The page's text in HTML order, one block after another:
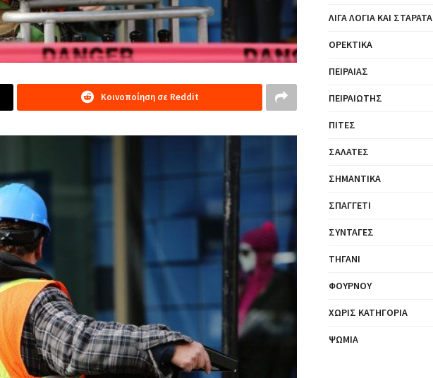
Κοινοποίηση σε Reddit
ΛΊΓΑ ΛΌΓΙΑ ΚΑΙ ΣΤΑΡΆΤΑ
ΟΡΕΚΤΙΚΆ
ΠΕΙΡΑΙΆΣ
ΠΕΙΡΑΙΏΤΗΣ
ΠΊΤΕΣ
ΣΑΛΆΤΕΣ
ΣΗΜΑΝΤΙΚΆ
ΣΠΑΓΓΈΤΙ
ΣΥΝΤΑΓΈΣ
ΤΗΓΆΝΙ
ΦΟΎΡΝΟΥ
ΧΩΡΊΣ ΚΑΤΗΓΟΡΊΑ
ΨΩΜΙΆ